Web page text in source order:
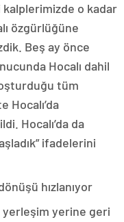
o kadar
özgürlüğüne
Beş ay önce
Hocalı dahil
tüm
Hocalı’da
Hocalı’da da
ifadelerini
hızlanıyor
yerleşim yerine geri